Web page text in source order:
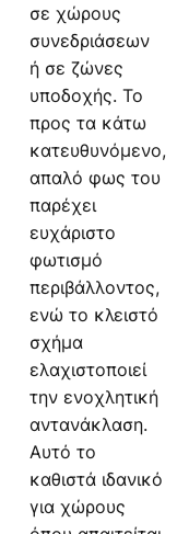
σε χώρους
συνεδριάσεων
ή σε ζώνες
υποδοχής. Το
προς τα κάτω
κατευθυνόμενο,
απαλό φως του
παρέχει
ευχάριστο
φωτισμό
περιβάλλοντος,
ενώ το κλειστό
σχήμα
ελαχιστοποιεί
την ενοχλητική
αντανάκλαση.
Αυτό το
καθιστά ιδανικό
για χώρους